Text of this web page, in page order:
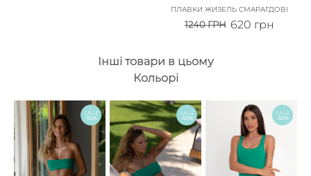
ПЛАВКИ ЖИЗЕЛЬ СМАРАГДОВІ
1240ГРН 620 грн
Інші товари в цьому
Кольорі
SALE
-50%
SALE
-50%
SALE
-50%